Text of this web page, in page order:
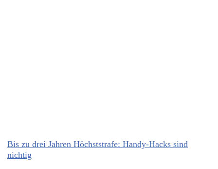
Bis zu drei Jahren Höchststrafe: Handy-Hacks sind
nichtig